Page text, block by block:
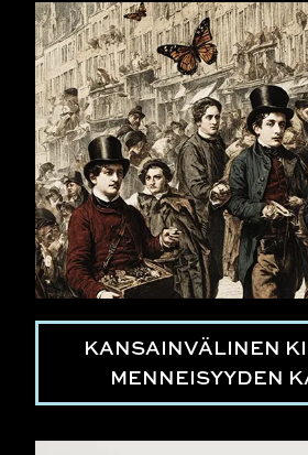
KANSAINVÄLINEN
MENNEISYYDEN